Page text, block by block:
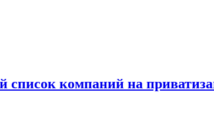
список компаний на